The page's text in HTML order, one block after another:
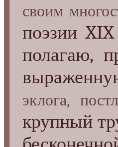
своим
поэзии
полагаю,
эклога,
крупный